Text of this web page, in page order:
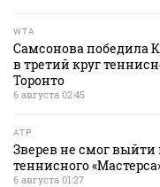
WTA
Самсонова победила
в третий круг
Торонто
6 августа 02:45
ATP
Зверев не смог выйти
теннисного
6 августа 01:27